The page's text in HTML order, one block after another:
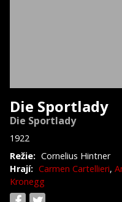
Die Sportlady
Die Sportlady
1922
Režie: Cornelius Hintner
Hrají: Carmen Cartellieri,
Kronegg